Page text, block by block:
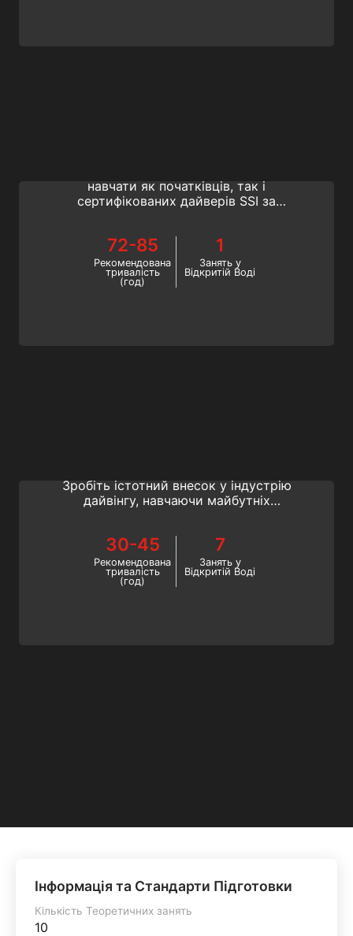
навчати як початківців, так і
сертифікованих дайверів SSI за
інструктора з підводного плавання;
станьте елітним інструктором SSI.
72-85
Рекомендована
тривалість
(год)
1
Занять у
Відкритій Воді
Зробіть істотний внесок у індустрію
дайвінгу, навчаючи майбутніх
вже сьогодні!
30-45
Рекомендована
тривалість
(год)
7
Занять у
Відкритій Воді
Інформація та Стандарти Підготовки
Кількість Теоретичних занять
10